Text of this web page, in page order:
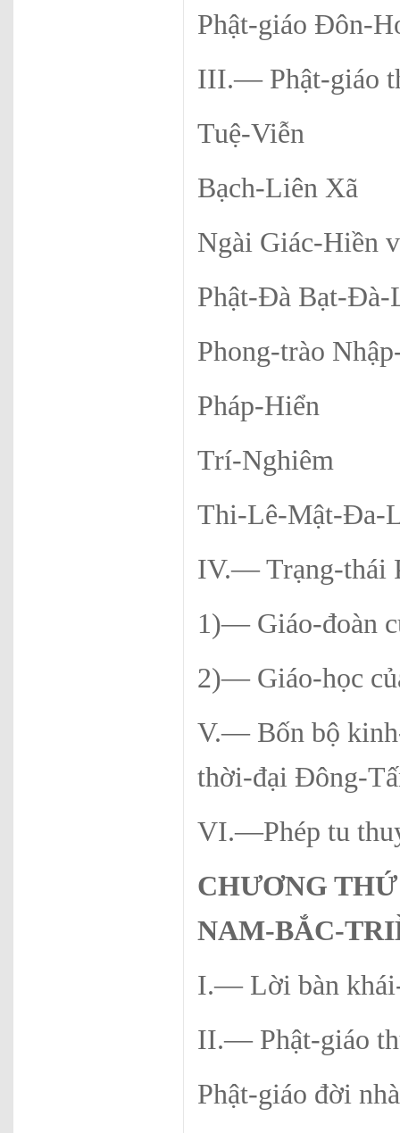
Phật-giáo Đôn-
III.— Phật-giáo
Tuệ-Viễn
Bạch-Liên Xã
Ngài Giác-Hiền
Phật-Đà Bạt-Đà-
Phong-trào
Pháp-Hiển
Trí-Nghiêm
Thi-Lê-Mật-
IV.— Trạng-thái
1)— Giáo-đoàn
2)— Giáo-học
V.— Bốn bộ
thời-đại Đông-
VI.—Phép tu
CHƯƠNG
NAM-BẮC-
I.— Lời bàn
II.— Phật-giáo
Phật-giáo đời